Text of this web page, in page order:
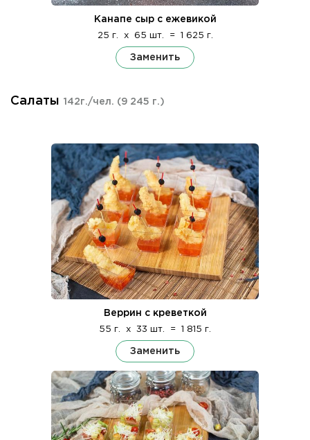
Канапе сыр с ежевикой
25 г. x 65 шт. = 1 625 г.
Заменить
Салаты 142г./чел. (9 245 г.)
Веррин с креветкой
55 г. x 33 шт. = 1 815 г.
Заменить